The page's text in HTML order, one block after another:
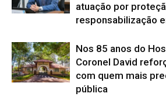
atuação por
responsabilização
Nos 85 anos do
Coronel David
com quem mais
pública